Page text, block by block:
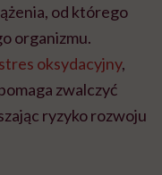
od którego
organizmu.
stres oksydacyjny,
zwalczyć
ryzyko rozwoju